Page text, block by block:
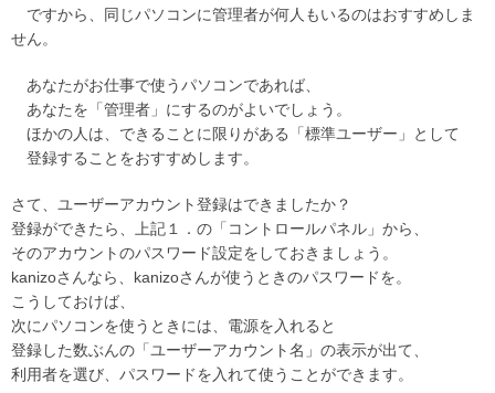
ですから、同じパソコンに管理者が何人もいるのはおすすめしま
せん。
あなたがお仕事で使うパソコンであれば、
あなたを「管理者」にするのがよいでしょう。
ほかの人は、できることに限りがある「標準ユーザー」として
登録することをおすすめします。
さて、ユーザーアカウント登録はできましたか？
登録ができたら、上記１．の「コントロールパネル」から、
そのアカウントのパスワード設定をしておきましょう。
kanizoさんなら、kanizoさんが使うときのパスワードを。
こうしておけば、
次にパソコンを使うときには、電源を入れると
登録した数ぶんの「ユーザーアカウント名」の表示が出て、
利用者を選び、パスワードを入れて使うことができます。